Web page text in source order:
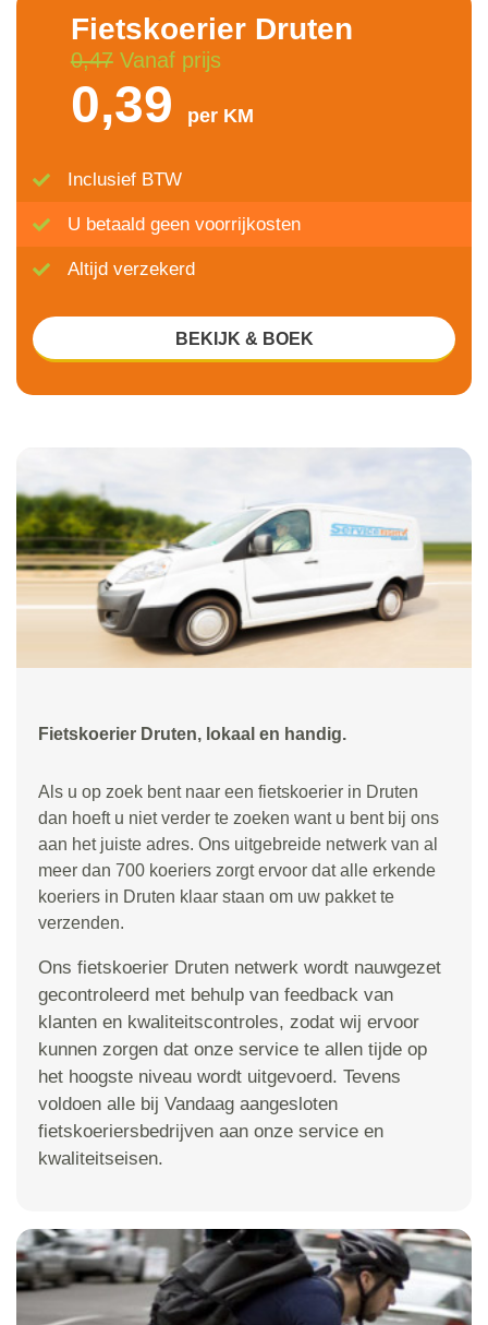
Fietskoerier Druten, lokaal en handig.
Als u op zoek bent naar een fietskoerier in Druten
dan hoeft u niet verder te zoeken want u bent bij ons
aan het juiste adres. Ons uitgebreide netwerk van al
meer dan 700 koeriers zorgt ervoor dat alle erkende
koeriers in Druten klaar staan om uw pakket te
verzenden.
Ons fietskoerier Druten netwerk wordt nauwgezet
gecontroleerd met behulp van feedback van
klanten en kwaliteitscontroles, zodat wij ervoor
kunnen zorgen dat onze service te allen tijde op
het hoogste niveau wordt uitgevoerd. Tevens
voldoen alle bij Vandaag aangesloten
fietskoeriersbedrijven aan onze service en
kwaliteitseisen.
Fietskoerier Druten
0,47Vanaf prijs
0,39 per KM
Inclusief BTW
U betaald geen voorrijkosten
Altijd verzekerd
BEKIJK & BOEK